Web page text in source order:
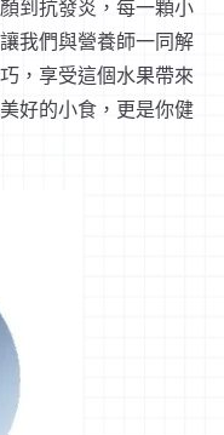
到抗發炎，每一顆小
我們與營養師一同解
，享受這個水果帶來
好的小食，更是你健